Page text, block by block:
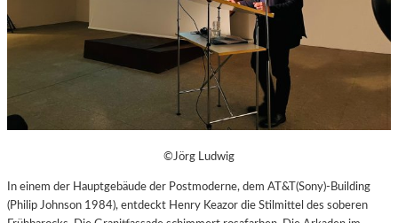
©Jörg Ludwig
In einem der Hauptgebäude der Postmoderne, dem AT&T(Sony)-Building
(Philip Johnson 1984), entdeckt Henry Keazor die Stilmittel des soberen